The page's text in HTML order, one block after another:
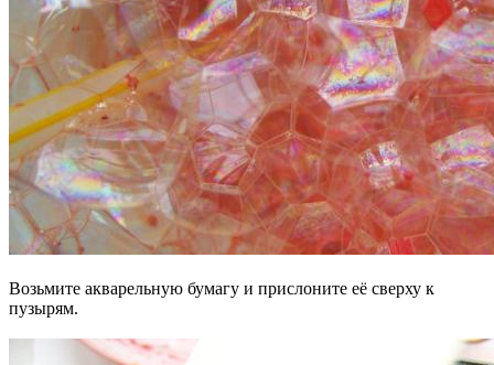
Возьмите акварельную бумагу и прислоните её сверху к
пузырям.